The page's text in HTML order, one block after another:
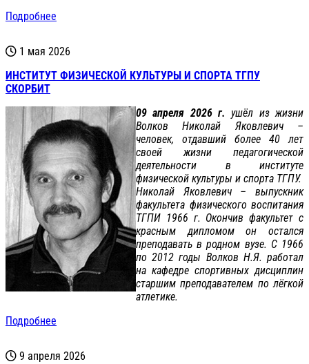
Подробнее
1 мая 2026
ИНСТИТУТ ФИЗИЧЕСКОЙ КУЛЬТУРЫ И СПОРТА ТГПУ
СКОРБИТ
09 апреля 2026 г. ушёл из жизни
Волков Николай Яковлевич –
человек, отдавший более 40 лет
своей жизни педагогической
деятельности в институте
физической культуры и спорта ТГПУ.
Николай Яковлевич – выпускник
факультета физического воспитания
ТГПИ 1966 г. Окончив факультет с
красным дипломом он остался
преподавать в родном вузе. С 1966
по 2012 годы Волков Н.Я. работал
на кафедре спортивных дисциплин
старшим преподавателем по лёгкой
атлетике.
Подробнее
9 апреля 2026